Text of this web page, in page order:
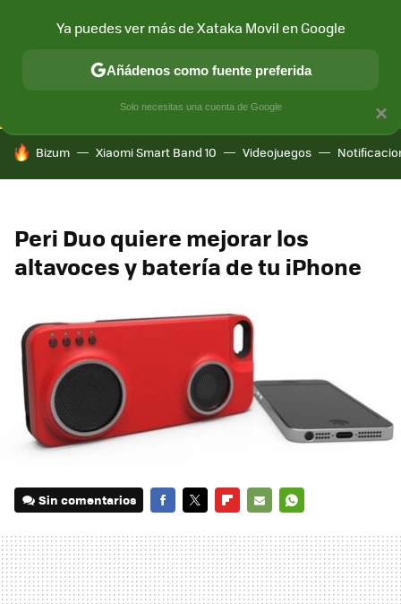
CONECTIVIDAD MÓVIL Y SOCIEDAD APLICACIONES
HOY SE HABLA DE
Bizum Xiaomi Smart Band 10 Videojuegos
Peri Duo quiere mejorar los
altavoces y batería de tu iPhone
Sin comentarios
MAIL
×
Ya puedes ver más de Xataka Movil en Google
Añádenos como fuente preferida
Solo necesitas una cuenta de Google